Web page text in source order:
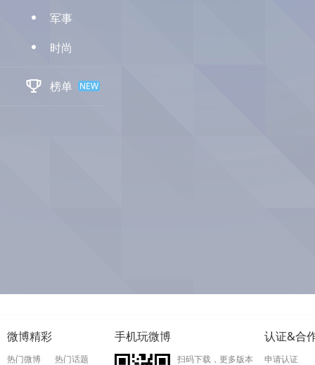
D 军事
D 时尚
 榜单 NEW
微博精彩
热门微博 热门话题
手机玩微博
扫码下载，更多版本
认证&合
申请认证